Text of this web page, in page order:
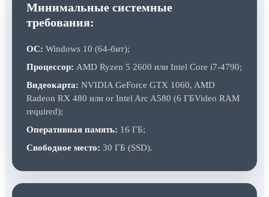
Минимальные системные
требования:
ОС: Windows 10 (64-бит);
Процессор: AMD Ryzen 5 2600 или Intel Core i7-4790;
Видеокарта: NVIDIA GeForce GTX 1060, AMD
Radeon RX 480 или or Intel Arc A580 (6 ГБVideo RAM
required);
Оперативная память: 16 ГБ;
Свободное место: 30 ГБ (SSD).